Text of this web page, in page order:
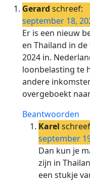
Gerard schreef:
september 18,
Er is een nieuw
en Thailand in
2024 in.
loonbelasting te
andere
overgeboekt
Beantwoorden
Karel
september
Dan kun je
zijn in
een stukje